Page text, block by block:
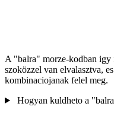
A "balra" morze-kodban
szoközzel van elvalasztva,
kombinaciojanak felel meg.
Hogyan kuldheto a